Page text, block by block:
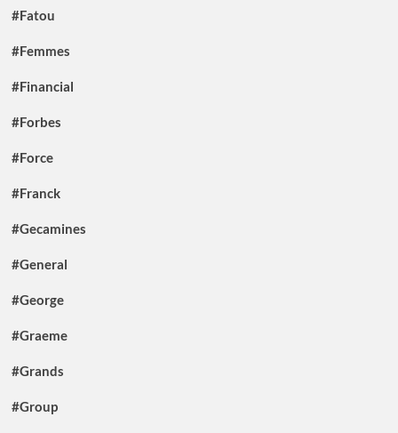
#Fatou
#Femmes
#Financial
#Forbes
#Force
#Franck
#Gecamines
#General
#George
#Graeme
#Grands
#Group